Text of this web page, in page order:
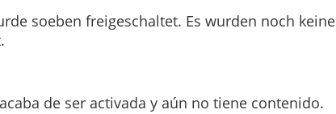
soeben freigeschaltet. Es wurden noch keine
de ser activada y aún no tiene contenido.